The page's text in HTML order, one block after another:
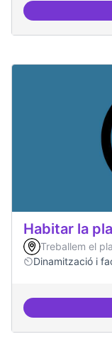
Habitar la
Treballem el
Dinamització i